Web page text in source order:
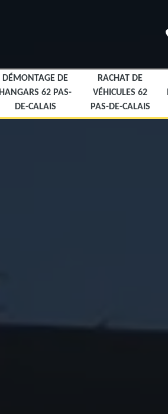
DÉMONTAGE DE
HANGARS 62 PAS-
DE-CALAIS
RACHAT DE
VÉHICULES 62
PAS-DE-CALAIS